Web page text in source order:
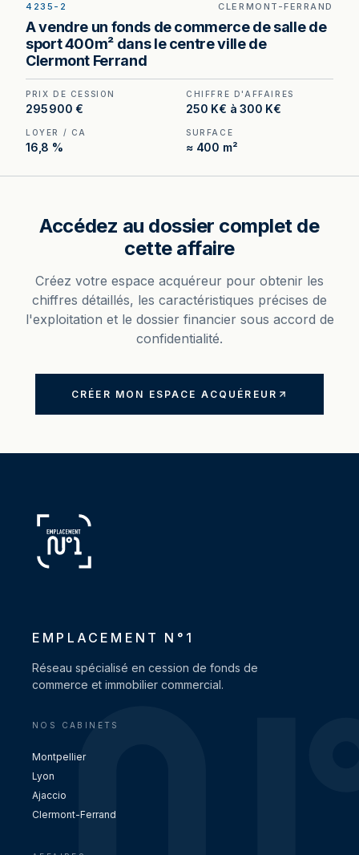
Salle de sport à vendre à Clermont-Ferrand —
400 m² structurés en plusieurs espaces distincts,
aménagements neufs, matériel intégralement
4235-2 CLERMONT-FERRAND
A vendre un fonds de commerce de salle de
sport 400m² dans le centre ville de
Clermont Ferrand
PRIX DE CESSION
295 900 €
CHIFFRE D'AFFAIRES
250 K€ à 300 K€
LOYER / CA
16,8 %
SURFACE
≈ 400 m²
Accédez au dossier complet de
cette affaire
Créez votre espace acquéreur pour obtenir les
chiffres détaillés, les caractéristiques précises de
l'exploitation et le dossier financier sous accord de
confidentialité.
CRÉER MON ESPACE ACQUÉREUR
EMPLACEMENT N°1
Réseau spécialisé en cession de fonds de
commerce et immobilier commercial.
NOS CABINETS
Montpellier
Lyon
Ajaccio
Clermont-Ferrand